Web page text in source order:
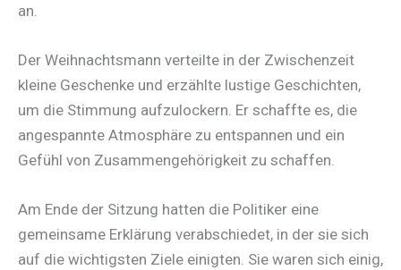
an.
Der Weihnachtsmann verteilte in der Zwischenzeit
kleine Geschenke und erzählte lustige Geschichten,
um die Stimmung aufzulockern. Er schaffte es, die
angespannte Atmosphäre zu entspannen und ein
Gefühl von Zusammengehörigkeit zu schaffen.
Am Ende der Sitzung hatten die Politiker eine
gemeinsame Erklärung verabschiedet, in der sie sich
auf die wichtigsten Ziele einigten. Sie waren sich einig,